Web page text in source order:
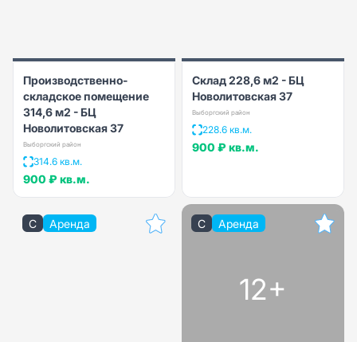
Производственно-
складское помещение
314,6 м2 - БЦ
Новолитовская 37
Выборгский район
314.6 кв.м.
900 ₽ кв.м.
Склад 228,6 м2 - БЦ
Новолитовская 37
Выборгский район
228.6 кв.м.
900 ₽ кв.м.
C Аренда C Аренда
12+